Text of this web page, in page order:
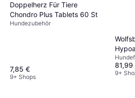
Doppelherz Für Tiere
Chondro Plus Tablets 60 St
Hundezubehör
7,85 €
9+ Shops
81,99
9+